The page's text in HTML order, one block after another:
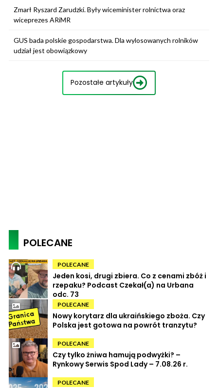
Zmarł Ryszard Zarudzki. Były wiceminister rolnictwa oraz
wiceprezes ARiMR
GUS bada polskie gospodarstwa. Dla wylosowanych rolników
udział jest obowiązkowy
Pozostałe artykuły
POLECANE
POLECANE
Jeden kosi, drugi zbiera. Co z cenami zbóż i
rzepaku? Podcast Czekał(a) na Urbana
odc. 73
POLECANE
Nowy korytarz dla ukraińskiego zboża. Czy
Polska jest gotowa na powrót tranzytu?
POLECANE
Czy tylko żniwa hamują podwyżki? –
Rynkowy Serwis Spod Lady – 7.08.26 r.
POLECANE